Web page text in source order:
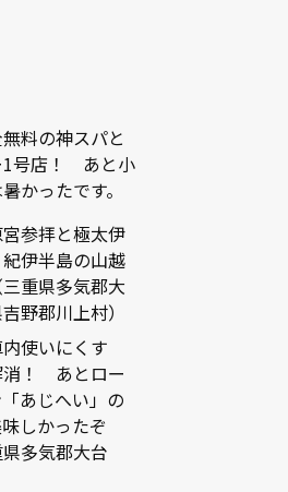
料の神スパと
1号店！ あと小
かったです。
参拝と極太伊
伊半島の山越
重県多気郡大
野郡川上村）
使いにくす
消！ あとロー
あじへい」の
しかったぞ
多気郡大台